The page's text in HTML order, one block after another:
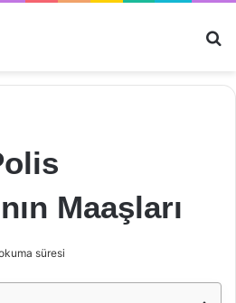
Maaşları
süresi